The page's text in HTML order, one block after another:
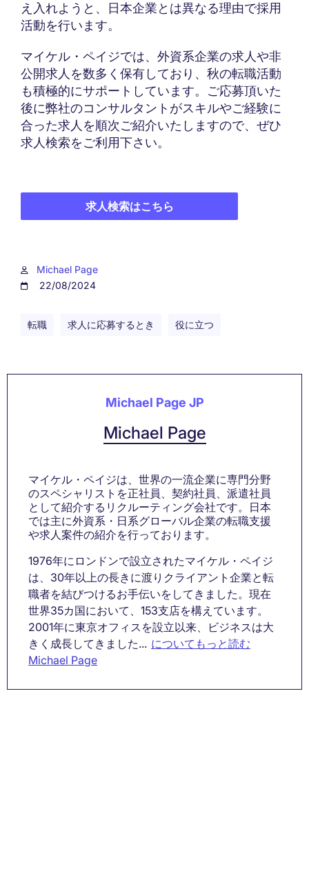
え入れようと、日本企業とは異なる理由で採用
活動を行います。
マイケル・ペイジでは、外資系企業の求人や非
公開求人を数多く保有しており、秋の転職活動
も積極的にサポートしています。ご応募頂いた
後に弊社のコンサルタントがスキルやご経験に
合った求人を順次ご紹介いたしますので、ぜひ
求人検索をご利用下さい。
求人検索はこちら
Michael Page
22/08/2024
転職 求人に応募するとき 役に立つ
Michael Page JP
Michael Page
マイケル・ペイジは、世界の一流企業に専門分野
のスペシャリストを正社員、契約社員、派遣社員
として紹介するリクルーティング会社です。日本
では主に外資系・日系グローバル企業の転職支援
や求人案件の紹介を行っております。
1976年にロンドンで設立されたマイケル・ペイジ
は、30年以上の長きに渡りクライアント企業と転
職者を結びつけるお手伝いをしてきました。現在
世界35カ国において、153支店を構えています。
2001年に東京オフィスを設立以来、ビジネスは大
きく成長してきました... についてもっと読む
Michael Page